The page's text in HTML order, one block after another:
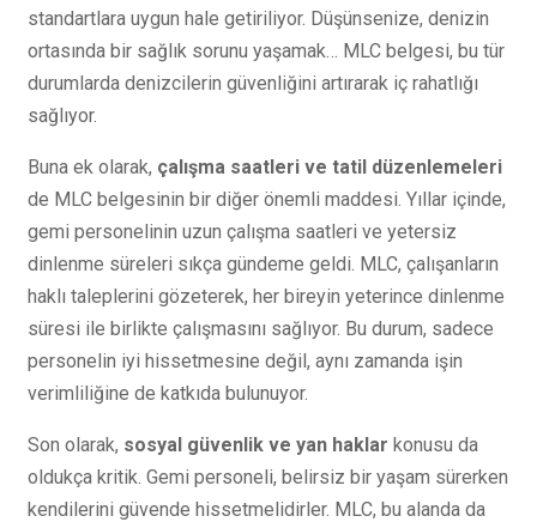
standartlara uygun hale getiriliyor. Düşünsenize, denizin
ortasında bir sağlık sorunu yaşamak… MLC belgesi, bu tür
durumlarda denizcilerin güvenliğini artırarak iç rahatlığı
sağlıyor.
Buna ek olarak, çalışma saatleri ve tatil düzenlemeleri
de MLC belgesinin bir diğer önemli maddesi. Yıllar içinde,
gemi personelinin uzun çalışma saatleri ve yetersiz
dinlenme süreleri sıkça gündeme geldi. MLC, çalışanların
haklı taleplerini gözeterek, her bireyin yeterince dinlenme
süresi ile birlikte çalışmasını sağlıyor. Bu durum, sadece
personelin iyi hissetmesine değil, aynı zamanda işin
verimliliğine de katkıda bulunuyor.
Son olarak, sosyal güvenlik ve yan haklar konusu da
oldukça kritik. Gemi personeli, belirsiz bir yaşam sürerken
kendilerini güvende hissetmelidirler. MLC, bu alanda da